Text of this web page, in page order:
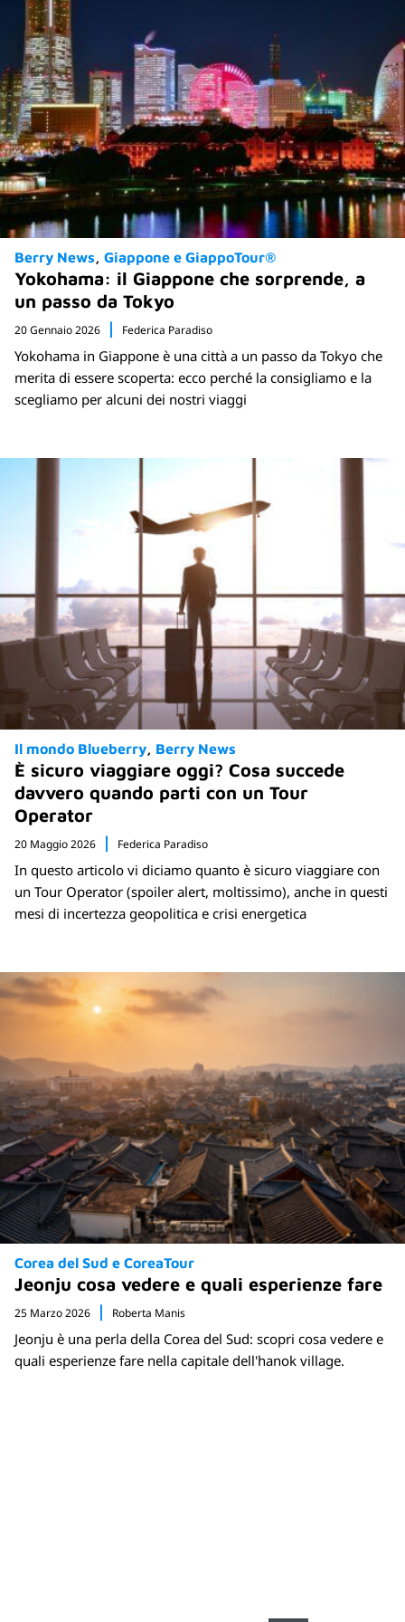
Berry News Giappone e GiappoTour®
Yokohama: il Giappone che sorprende, a
un passo da Tokyo
20 Gennaio 2026 Federica Paradiso
Yokohama in Giappone è una città a un passo da Tokyo che
merita di essere scoperta: ecco perché la consigliamo e la
scegliamo per alcuni dei nostri viaggi
Il mondo Blueberry Berry News
È sicuro viaggiare oggi? Cosa succede
davvero quando parti con un Tour
Operator
20 Maggio 2026 Federica Paradiso
In questo articolo vi diciamo quanto è sicuro viaggiare con
un Tour Operator (spoiler alert, moltissimo), anche in questi
mesi di incertezza geopolitica e crisi energetica
Corea del Sud e CoreaTour
Jeonju cosa vedere e quali esperienze fare
25 Marzo 2026 Roberta Manis
Jeonju è una perla della Corea del Sud: scopri cosa vedere e
quali esperienze fare nella capitale dell'hanok village.